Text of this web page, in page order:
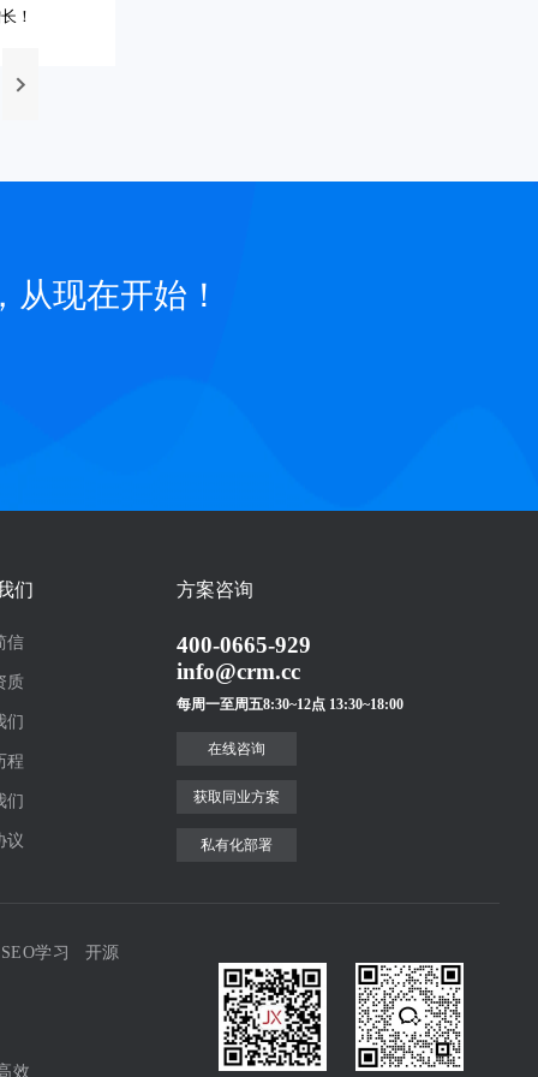
！
现在开始！
们
信
质
们
程
们
议
方案咨询
400-0665-929
info@crm.cc
每周一至周五8:30~12点 13:30~18:00
在线咨询
获取同业方案
私有化部署
SEO学习
开源
效